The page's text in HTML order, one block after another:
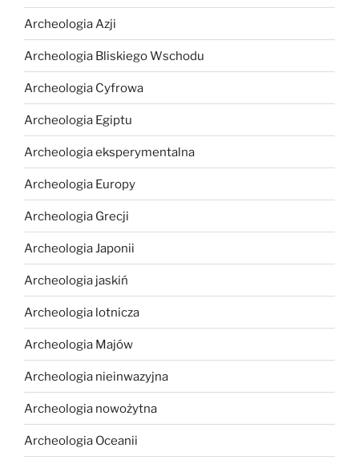
Archeologia Azji
Archeologia Bliskiego Wschodu
Archeologia Cyfrowa
Archeologia Egiptu
Archeologia eksperymentalna
Archeologia Europy
Archeologia Grecji
Archeologia Japonii
Archeologia jaskiń
Archeologia lotnicza
Archeologia Majów
Archeologia nieinwazyjna
Archeologia nowożytna
Archeologia Oceanii